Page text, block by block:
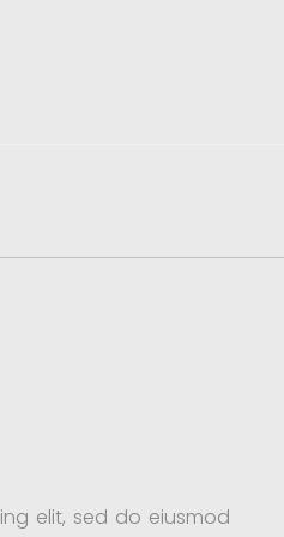
elit, sed do eiusmod